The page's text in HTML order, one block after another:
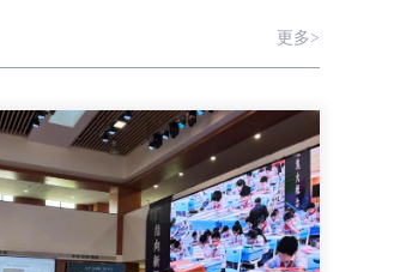
更多>